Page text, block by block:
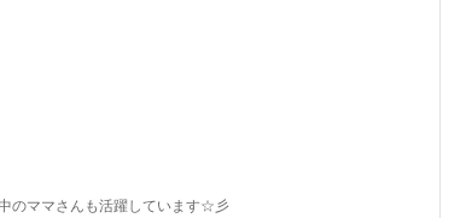
のママさんも活躍しています☆彡